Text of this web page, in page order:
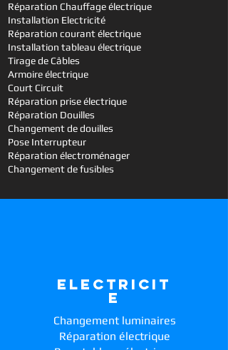
Réparation Chauffage électrique
Installation Electricité
Réparation courant électrique
Installation tableau électrique
Tirage de Câbles
Armoire électrique
Court Circuit
Réparation prise électrique
Réparation Douilles
Changement de douilles
Pose Interrupteur
Réparation électroménager
Changement de fusibles
ELECTRICIT
E
Changement luminaires
Réparation électrique